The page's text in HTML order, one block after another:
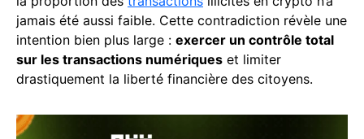
jamais été aussi faible. Cette contradiction révèle une
intention bien plus large : exercer un contrôle total
sur les transactions numériques et limiter
drastiquement la liberté financière des citoyens.